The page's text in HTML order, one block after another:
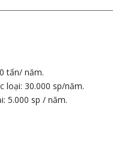
tấn/ năm.
loại: 30.000 sp/năm.
5.000 sp / năm.